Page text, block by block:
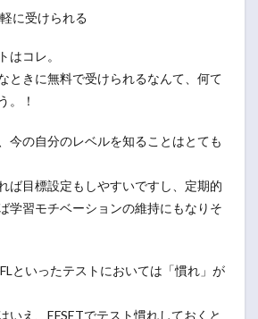
に受けられる
はコレ。
ときに無料で受けられるなんて、何て
。！
今の自分のレベルを知ることはとても
ば目標設定もしやすいですし、定期的
学習モチベーションの維持にもなりそ
といったテストにおいては「慣れ」が
いえ、EFSETでテスト慣れしておくと